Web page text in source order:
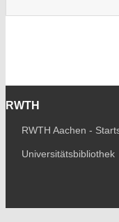
RWTH
RWTH Aachen -
Universitätsbibliothek